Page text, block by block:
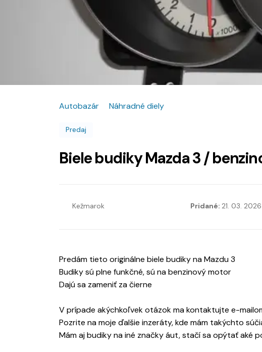
Autobazár Náhradné diely
Predaj
Biele budiky Mazda 3 /
Kežmarok Pridané: 21. 03. 2026
Predám tieto originálne biele budiky na Mazdu 3
Budiky sú plne funkčné, sú na benzinový motor
Dajú sa zameniť za čierne
V prípade akýchkoľvek otázok ma kontaktujte e-
Pozrite na moje ďalšie inzeráty, kde mám takýchto
Mám aj budiky na iné značky áut, stačí sa opýtať aké